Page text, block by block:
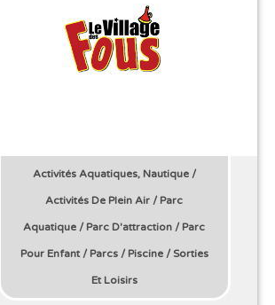
Activités Aquatiques, Nautique/
Activités De Plein Air / Parc
Aquatique / Parc D'attraction / Parc
Pour Enfant/ Parcs/ Piscine/Sorties
Et Loisirs